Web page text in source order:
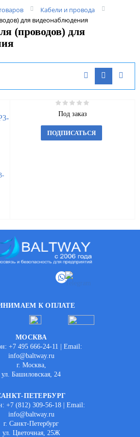
Кабели и провода
для видеонаблюдения
(проводов) для
Под заказ
ПОДПИСАТЬСЯ
К ОПЛАТЕ
МОСКВА
+7 495 666-24-11 | Email:
info@baltway.ru
г. Москва,
ул. Башиловская, 24
ПЕТЕРБУРГ
+7 (812) 309-56-18 | Email:
info@baltway.ru
г. Санкт-Петербург
ул. Цветочная, 25Ж